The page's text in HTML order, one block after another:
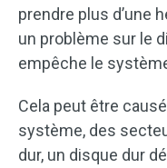
prendre plus d’une
un problème sur le
empêche le
Cela peut être
système, des
dur, un disque dur